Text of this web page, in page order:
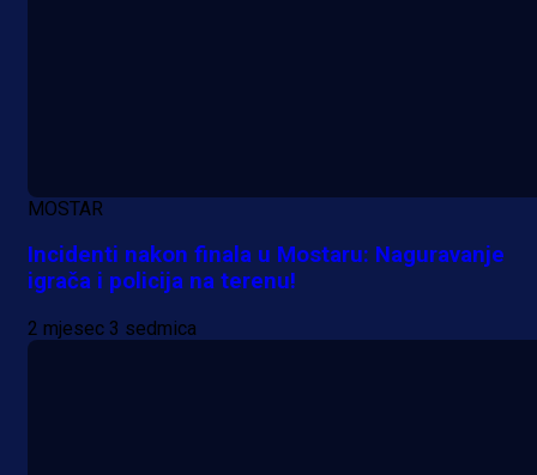
MOSTAR
Incidenti nakon finala u Mostaru: Naguravanje
igrača i policija na terenu!
2 mjesec 3 sedmica